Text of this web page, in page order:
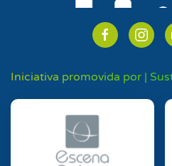
Iniciativa promovida por |